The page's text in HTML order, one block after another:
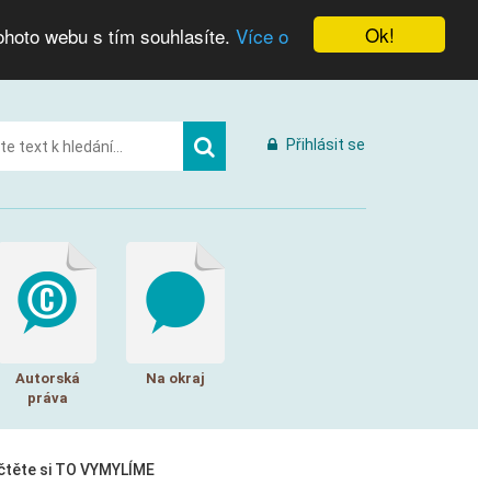
Ok!
webu s tím souhlasíte. Více o
Přihlásit se
Autorská
práva
Na okraj
si TO VYMYLÍME